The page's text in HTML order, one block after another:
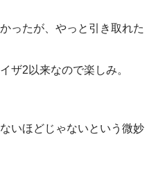
ったが、やっと引き取れた
ザ2以来なので楽しみ。
いほどじゃないという微妙